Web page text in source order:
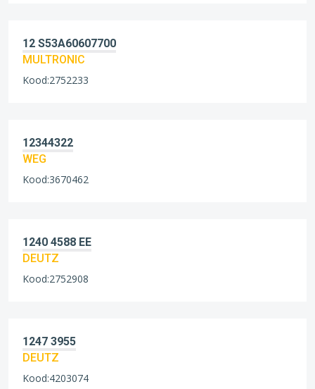
12 S53A60607700
MULTRONIC
Kood:2752233
12344322
WEG
Kood:3670462
1240 4588 EE
DEUTZ
Kood:2752908
1247 3955
DEUTZ
Kood:4203074